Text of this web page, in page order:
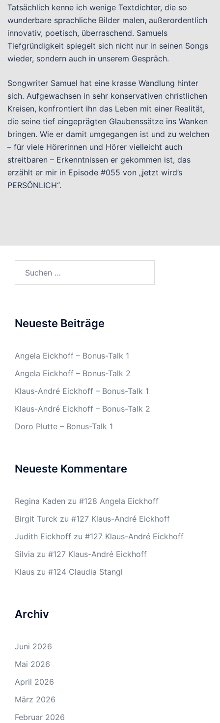
Tatsächlich kenne ich wenige Textdichter, die so
wunderbare sprachliche Bilder malen, außerordentlich
innovativ, poetisch, überraschend. Samuels
Tiefgründigkeit spiegelt sich nicht nur in seinen Songs
wieder, sondern auch in unserem Gespräch.
Songwriter Samuel hat eine krasse Wandlung hinter
sich. Aufgewachsen in sehr konservativen christlichen
Kreisen, konfrontiert ihn das Leben mit einer Realität,
die seine tief eingeprägten Glaubenssätze ins Wanken
bringen. Wie er damit umgegangen ist und zu welchen
– für viele Hörerinnen und Hörer vielleicht auch
streitbaren – Erkenntnissen er gekommen ist, das
erzählt er mir in Episode #055 von „jetzt wird’s
PERSÖNLICH“.
Neueste Beiträge
Angela Eickhoff – Bonus-Talk 1
Angela Eickhoff – Bonus-Talk 2
Klaus-André Eickhoff – Bonus-Talk 1
Klaus-André Eickhoff – Bonus-Talk 2
Doro Plutte – Bonus-Talk 1
Neueste Kommentare
Regina Kaden zu #128 Angela Eickhoff
Birgit Turck zu #127 Klaus-André Eickhoff
Judith Eickhoff zu #127 Klaus-André Eickhoff
Silvia zu #127 Klaus-André Eickhoff
Klaus zu #124 Claudia Stangl
Archiv
Juni 2026
Mai 2026
April 2026
März 2026
Februar 2026